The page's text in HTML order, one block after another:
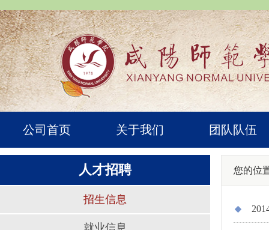
公司首页 关于我们 团队队伍
人才招聘
招生信息
就业信息
您的位